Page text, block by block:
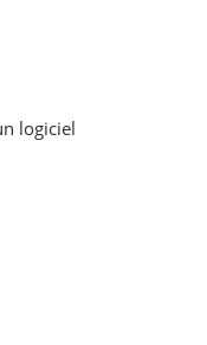
logiciel